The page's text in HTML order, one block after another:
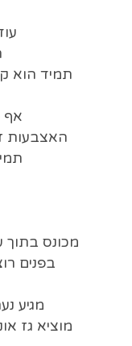
תמיד הוא
אף
האצבעות
מכונס
בפנים
מגיע
מוציא גז